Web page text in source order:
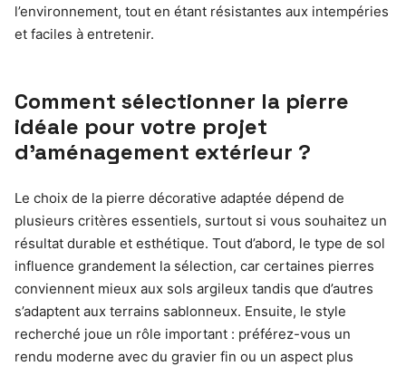
l’environnement, tout en étant résistantes aux intempéries
et faciles à entretenir.
Comment sélectionner la pierre
idéale pour votre projet
d’aménagement extérieur ?
Le choix de la pierre décorative adaptée dépend de
plusieurs critères essentiels, surtout si vous souhaitez un
résultat durable et esthétique. Tout d’abord, le type de sol
influence grandement la sélection, car certaines pierres
conviennent mieux aux sols argileux tandis que d’autres
s’adaptent aux terrains sablonneux. Ensuite, le style
recherché joue un rôle important : préférez-vous un
rendu moderne avec du gravier fin ou un aspect plus